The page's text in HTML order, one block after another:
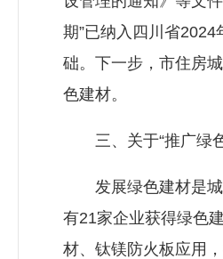
期”已纳入四川省
础。下一步，市住房
色建材。
三、关于“推广绿色
发展绿色建材是城
有21家企业获得绿色
材、钛镁防火板应用